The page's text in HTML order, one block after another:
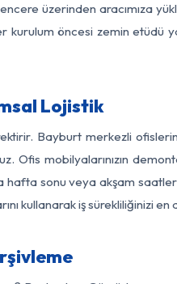
üzerinden aracımıza
kurulum öncesi zemin
Lojistik
Bayburt merkezli
mobilyalarınızın
sonu veya akşam
kullanarak iş sürekliliğinizi